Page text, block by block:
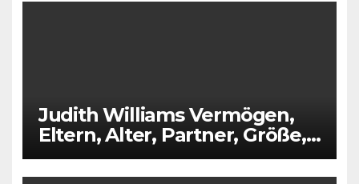
Judith Williams Vermögen,
Eltern, Alter, Partner, Größe,
Kinder